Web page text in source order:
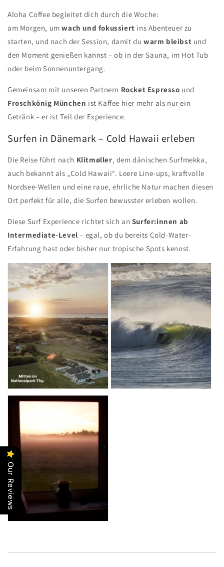
Aloha Coffee begleitet dich durch die Woche:
am Morgen, umwach und fokussiert ins Abenteuer zu
starten, und nach der Session, damit duwarm bleibst und
den Moment genießen kannst – ob in der Sauna, im Hot Tub
oder beim Sonnenuntergang.
Gemeinsam mit unseren Partnern Rocket Espresso und
Froschkönig München ist Kaffee hier mehr als nur ein
Getränk – er ist Teil der Experience.
Surfen in Dänemark – Cold Hawaii erleben
Die Reise führt nach Klitmøller, dem dänischen Surfmekka,
auch bekannt als „Cold Hawaii“. Leere Line-ups, kraftvolle
Nordsee-Wellen und eine raue, ehrliche Natur machen diesen
Ort perfekt für alle, die Surfen bewusster erleben wollen.
Diese Surf Experience richtet sich an Surfer:innen ab
Intermediate-Level – egal, ob du bereits Cold-Water-
Erfahrung hast oder bisher nur tropische Spots kennst.
Our Reviews